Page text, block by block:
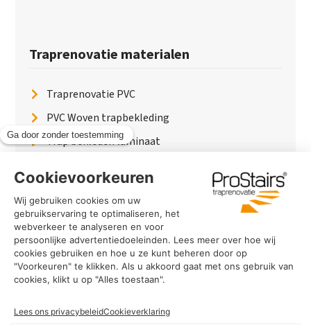
Traprenovatie materialen
Traprenovatie PVC
PVC Woven trapbekleding
Trap bekleden laminaat
Traptreden beton
Traptreden leer
PaintWood
Trapverlichting
PVC Vloer
Marmerlook trap